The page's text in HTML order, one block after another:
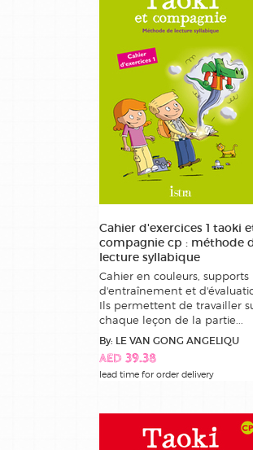
Cahier d'exercices 1 taoki
compagnie cp : méthode
lecture syllabique
Cahier en couleurs, supports
d'entraînement et
Ils permettent de travailler
chaque leçon de la partie...
By: LE VAN GONG ANGELIQU
AED 39.38
lead time for order delivery